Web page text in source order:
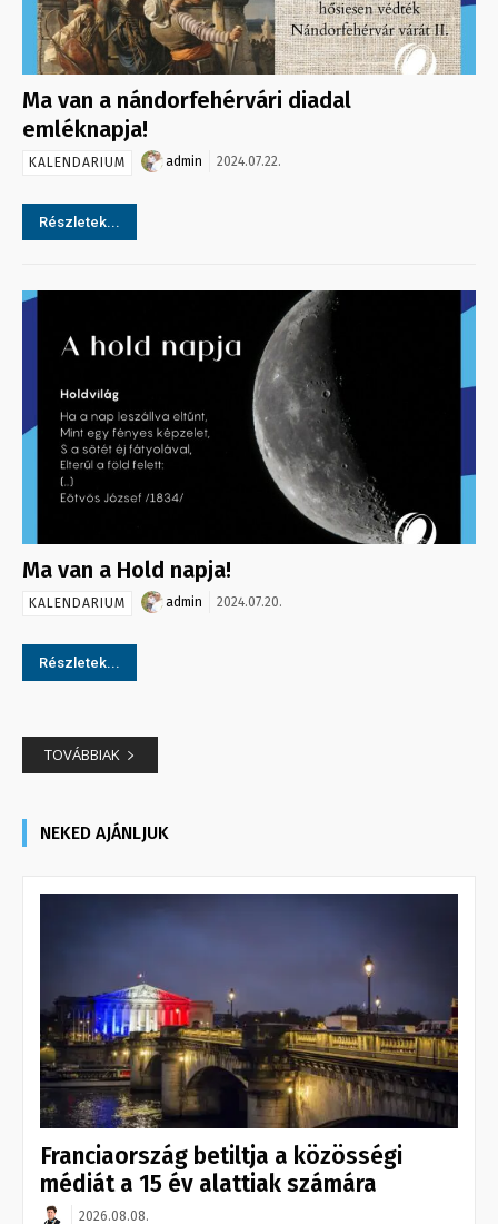
Ma van a nándorfehérvári diadal
emléknapja!
KALENDARIUM admin 2024.07.22.
Részletek...
Ma van a Hold napja!
KALENDARIUM admin 2024.07.20.
Részletek...
TOVÁBBIAK
NEKED AJÁNLJUK
Franciaország betiltja a közösségi
médiát a 15 év alattiak számára
2026.08.08.